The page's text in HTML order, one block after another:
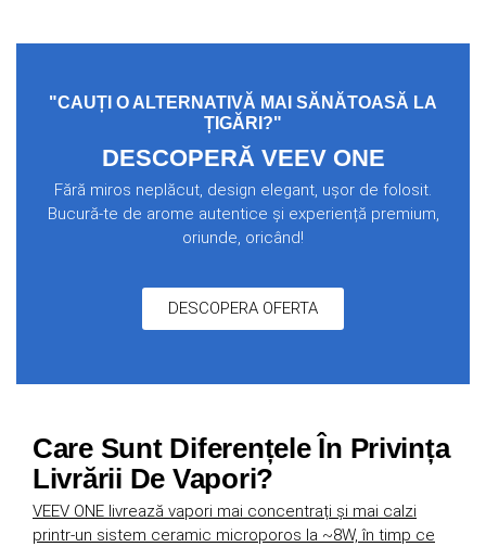
"CAUȚI O ALTERNATIVĂ MAI SĂNĂTOASĂ LA
ȚIGĂRI?"
DESCOPERĂ VEEV ONE
Fără miros neplăcut, design elegant, ușor de folosit.
Bucură-te de arome autentice și experiență premium,
oriunde, oricând!
DESCOPERA OFERTA
Care Sunt Diferențele În Privința
Livrării De Vapori?
VEEV ONE livrează vapori mai concentrați și mai calzi
printr-un sistem ceramic microporos la ~8W, în timp ce